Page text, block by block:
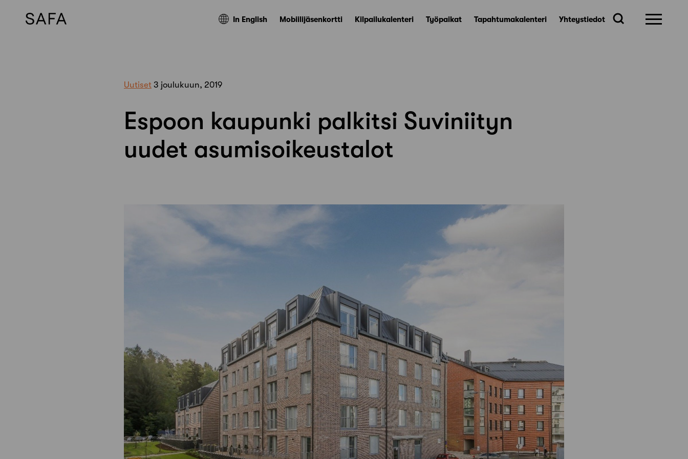
In English Mobiilijäsenkortti Kilpailukalenteri Työpaikat Tapahtumakalenteri Yhteystiedot
Uutiset 3 joulukuun, 2019
Espoon kaupunki palkitsi Suviniityn
uudet asumisoikeustalot